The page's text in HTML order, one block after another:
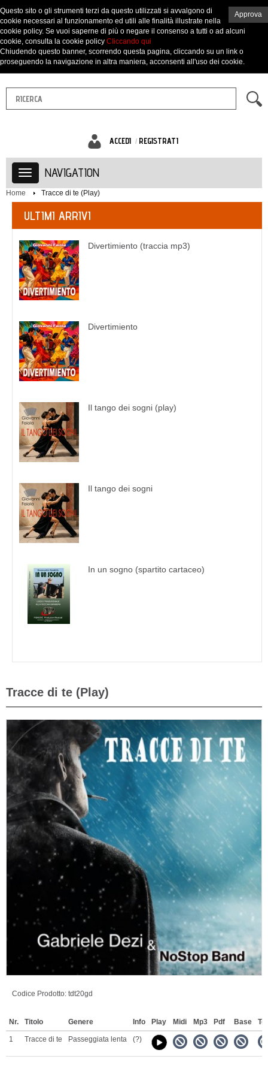
ACCEDI REGISTRATI
NAVIGATION
Home Tracce di te (Play)
ULTIMI ARRIVI
Divertimiento (traccia mp3)
Divertimiento
Il tango dei sogni (play)
Il tango dei sogni
In un sogno (spartito cartaceo)
Tracce di te (Play)
Codice Prodotto: tdt20gd
Nr. Titolo Genere Info Play Midi Mp3 Pdf Base
1 Tracce di te Passeggiata lenta (?)
Approva
Questo sito o gli strumenti terzi da questo utilizzati si avvalgono di
cookie necessari al funzionamento ed utili alle finalità illustrate nella
cookie policy. Se vuoi saperne di più o negare il consenso a tutti o ad alcuni
cookie, consulta la cookie policy Cliccando qui
Chiudendo questo banner, scorrendo questa pagina, cliccando su un link o
proseguendo la navigazione in altra maniera, acconsenti all'uso dei cookie.